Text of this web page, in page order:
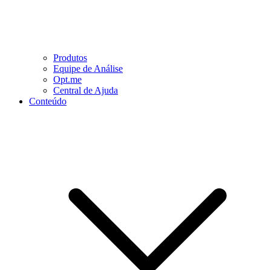
Produtos
Equipe de Análise
Opt.me
Central de Ajuda
Conteúdo